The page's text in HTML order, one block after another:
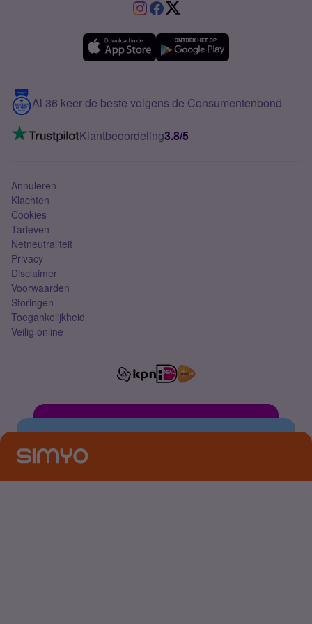
Verschil Prepaid en Sim Only
Meerdere nummers
5G internet
Mobiel internet
Mobiel abonnement
Contact
VoLTE 4G bellen
Al 36 keer de beste volgens de Consumentenbond
Klantbeoordeling3.8/5
Annuleren
Klachten
Cookies
Tarieven
Netneutraliteit
Privacy
Disclaimer
Voorwaarden
Storingen
Toegankelijkheid
Veilig online